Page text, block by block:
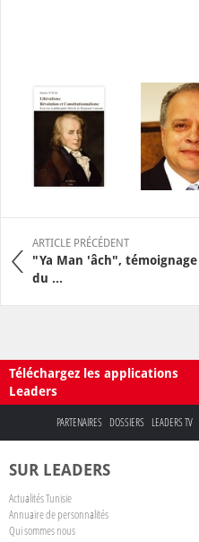
ARTICLE PRÉCÉDENT
"Ya Man 'âch", témoignage
du ...
Téléchargez les applications
Leaders
PARTENAIRES DOSSIERS LEADERS TV
SUR LEADERS
Actualités Tunisie
Annuaire de personnalités
Qui sommes nous